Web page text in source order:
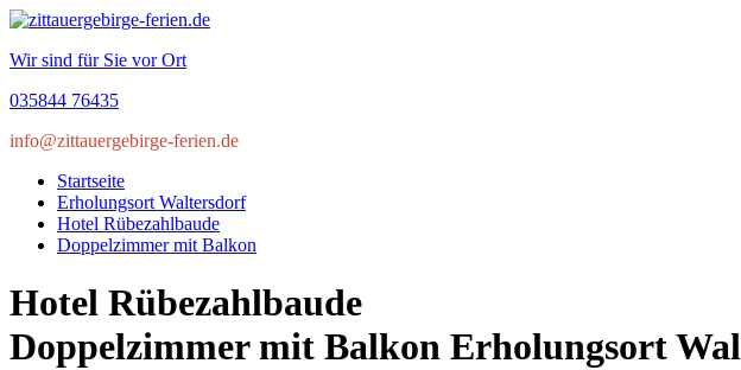
Wir sind für Sie vor Ort
035844 76435
info@zittauergebirge-ferien.de
Startseite
Erholungsort Waltersdorf
Hotel Rübezahlbaude
Doppelzimmer mit Balkon
Hotel Rübezahlbaude
Doppelzimmer mit Balkon Erholungsort